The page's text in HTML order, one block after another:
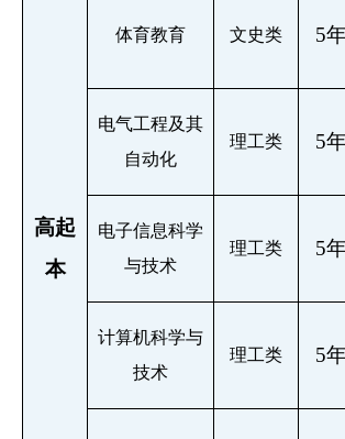
高起
本
体育教育 文史类 5
电气工程及其
自动化
理工类 5
电子信息科学
与技术
理工类 5
计算机科学与
技术
理工类 5